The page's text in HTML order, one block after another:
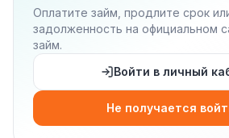
Оплатите займ, продлите срок
задолженность на официальном
займ.
Войти в личный
Не получается